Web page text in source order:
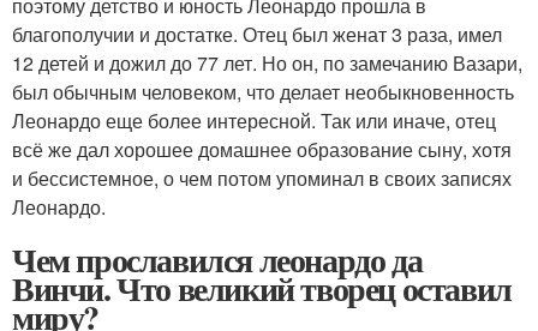
благополучии и достатке. Отец был женат 3 раза, имел
12 детей и дожил до 77 лет. Но он, по замечанию Вазари,
был обычным человеком, что делает необыкновенность
Леонардо еще более интересной. Так или иначе, отец
всё же дал хорошее домашнее образование сыну, хотя
и бессистемное, о чем потом упоминал в своих записях
Леонардо.
Чем прославился леонардо да
Винчи. Что великий творец оставил
миру?